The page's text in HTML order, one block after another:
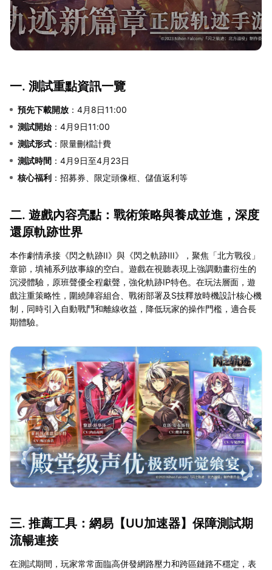
一. 測試重點資訊一覽
預先下載開放 ：4月8日11:00
測試開始：4月9日11:00
測試形式 ：限量刪檔計費
測試時間 ：4月9日至4月23日
核心福利 ：招募券、限定頭像框、儲值返利等
二. 遊戲內容亮點：戰術策略與養成並進，深度
還原軌跡世界
本作劇情承接《閃之軌跡II》與《閃之軌跡III》，聚焦「北方戰役」
章節，填補系列故事線的空白。遊戲在視聽表現上強調動畫衍生的
沉浸體驗，原班聲優全程獻聲，強化軌跡IP特色。在玩法層面，遊
戲注重策略性，圍繞陣容組合、戰術部署及S技釋放時機設計核心機
制，同時引入自動戰鬥和離線收益，降低玩家的操作門檻，適合長
期體驗。
三. 推薦工具：網易【UU加速器】保障測試期
流暢連接
在測試期間，玩家常常面臨高併發網路壓力和跨區鏈路不穩定，表